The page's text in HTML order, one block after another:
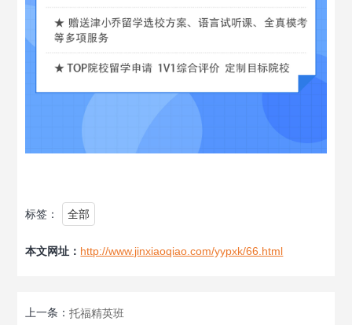
标签： 全部
本文网址： http://www.jinxiaoqiao.com/yypxk/66.html
上一条：托福精英班